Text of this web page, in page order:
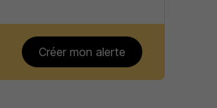
Créer mon alerte